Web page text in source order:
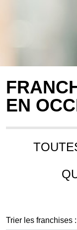
EN
Trier les franchises :